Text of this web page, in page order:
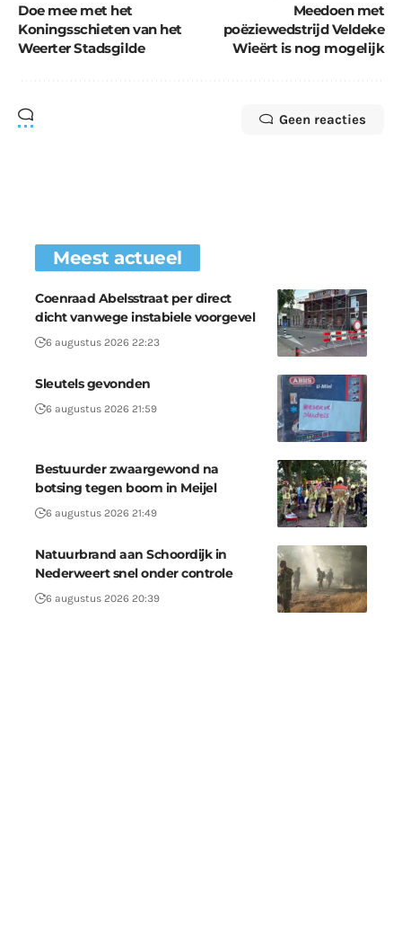
Doe mee met het
Koningsschieten van het
Weerter Stadsgilde
Meedoen met
poëziewedstrijd Veldeke
Wieërt is nog mogelijk
Geen reacties
Meest actueel
Coenraad Abelsstraat per direct
dicht vanwege instabiele voorgevel
6 augustus 2026 22:23
Sleutels gevonden
6 augustus 2026 21:59
Bestuurder zwaargewond na
botsing tegen boom in Meijel
6 augustus 2026 21:49
Natuurbrand aan Schoordijk in
Nederweert snel onder controle
6 augustus 2026 20:39